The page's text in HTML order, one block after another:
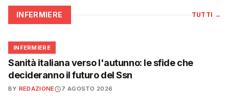
INFERMIERE TUTTI →
🩺
INFERMIERE
Sanità italiana verso l'autunno: le sfide che
decideranno il futuro del Ssn
BY REDAZIONE 7 AGOSTO 2026